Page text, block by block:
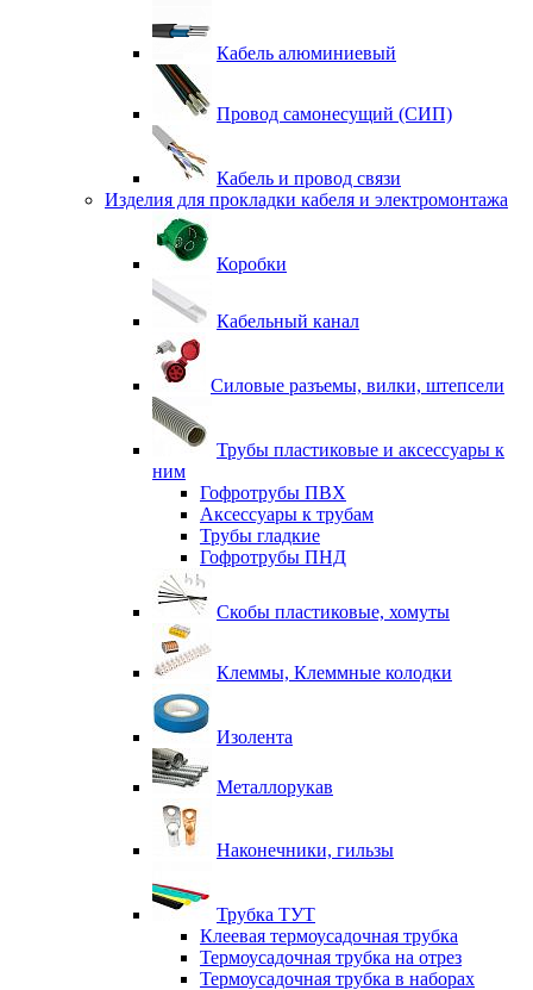
Кабель алюминиевый
Провод самонесущий (СИП)
Кабель и провод связи
Изделия для прокладки кабеля и электромонтажа
Коробки
Кабельный канал
Силовые разъемы, вилки, штепсели
Трубы пластиковые и аксессуары к
ним
Гофротрубы ПВХ
Аксессуары к трубам
Трубы гладкие
Гофротрубы ПНД
Скобы пластиковые, хомуты
Клеммы, Клеммные колодки
Изолента
Металлорукав
Наконечники, гильзы
Трубка ТУТ
Клеевая термоусадочная трубка
Термоусадочная трубка на отрез
Термоусадочная трубка в наборах